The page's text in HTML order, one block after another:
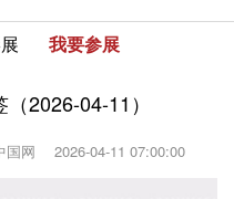
我要参展
2026-04-11）
国网 2026-04-11 07:00:00